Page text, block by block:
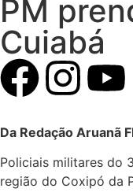
PM
Cuiabá
Da Redação Aruanã
Policiais militares do
região do Coxipó da